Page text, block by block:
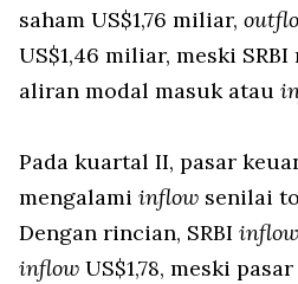
saham US$1,76 miliar,
US$1,46 miliar, meski
aliran modal masuk atau
Pada kuartal II, pasar
mengalami inflow senilai
Dengan rincian, SRBI inflow
inflow US$1,78, meski